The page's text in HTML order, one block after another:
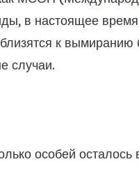
в настоящее
случаи.
особей осталось